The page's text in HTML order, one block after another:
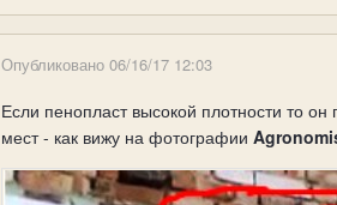
Опубликовано 06/16/17 12:03
Если пенопласт высокой плотности то
мест - как вижу на фотографии